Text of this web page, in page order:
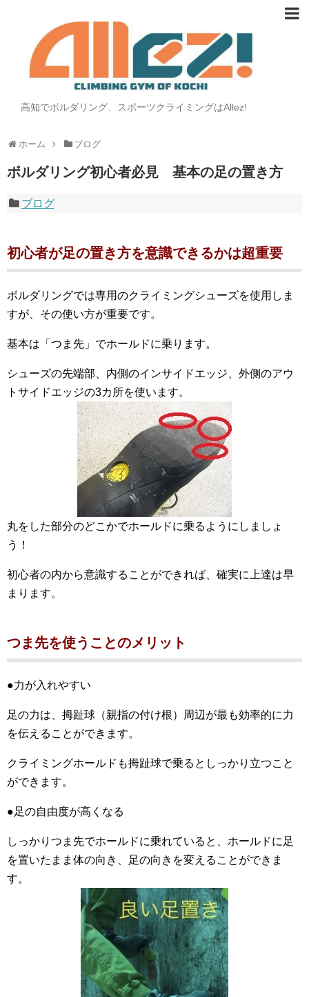
高知でボルダリング、スポーツクライミングはAllez!
ホーム ブログ
ボルダリング初心者必見 基本の足の置き方
ブログ
初心者が足の置き方を意識できるかは超重要
ボルダリングでは専用のクライミングシューズを使用しま
すが、その使い方が重要です。
基本は「つま先」でホールドに乗ります。
シューズの先端部、内側のインサイドエッジ、外側のアウ
トサイドエッジの3カ所を使います。
丸をした部分のどこかでホールドに乗るようにしましょ
う！
初心者の内から意識することができれば、確実に上達は早
まります。
つま先を使うことのメリット
●力が入れやすい
足の力は、拇趾球（親指の付け根）周辺が最も効率的に力
を伝えることができます。
クライミングホールドも拇趾球で乗るとしっかり立つこと
ができます。
●足の自由度が高くなる
しっかりつま先でホールドに乗れていると、ホールドに足
を置いたまま体の向き、足の向きを変えることができま
す。